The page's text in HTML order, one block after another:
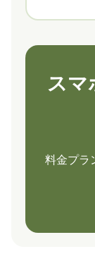
スマ
料金プラ